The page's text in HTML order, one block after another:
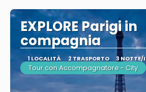
EXPLORE Parigi in
compagnia
1 LOCALITÀ 2 TRASPORTO 3 NOTTE/I
Tour con Accompagnatore - City